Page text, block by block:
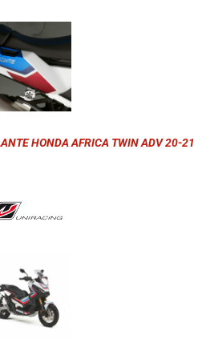
HONDA AFRICA TWIN ADV 20-21